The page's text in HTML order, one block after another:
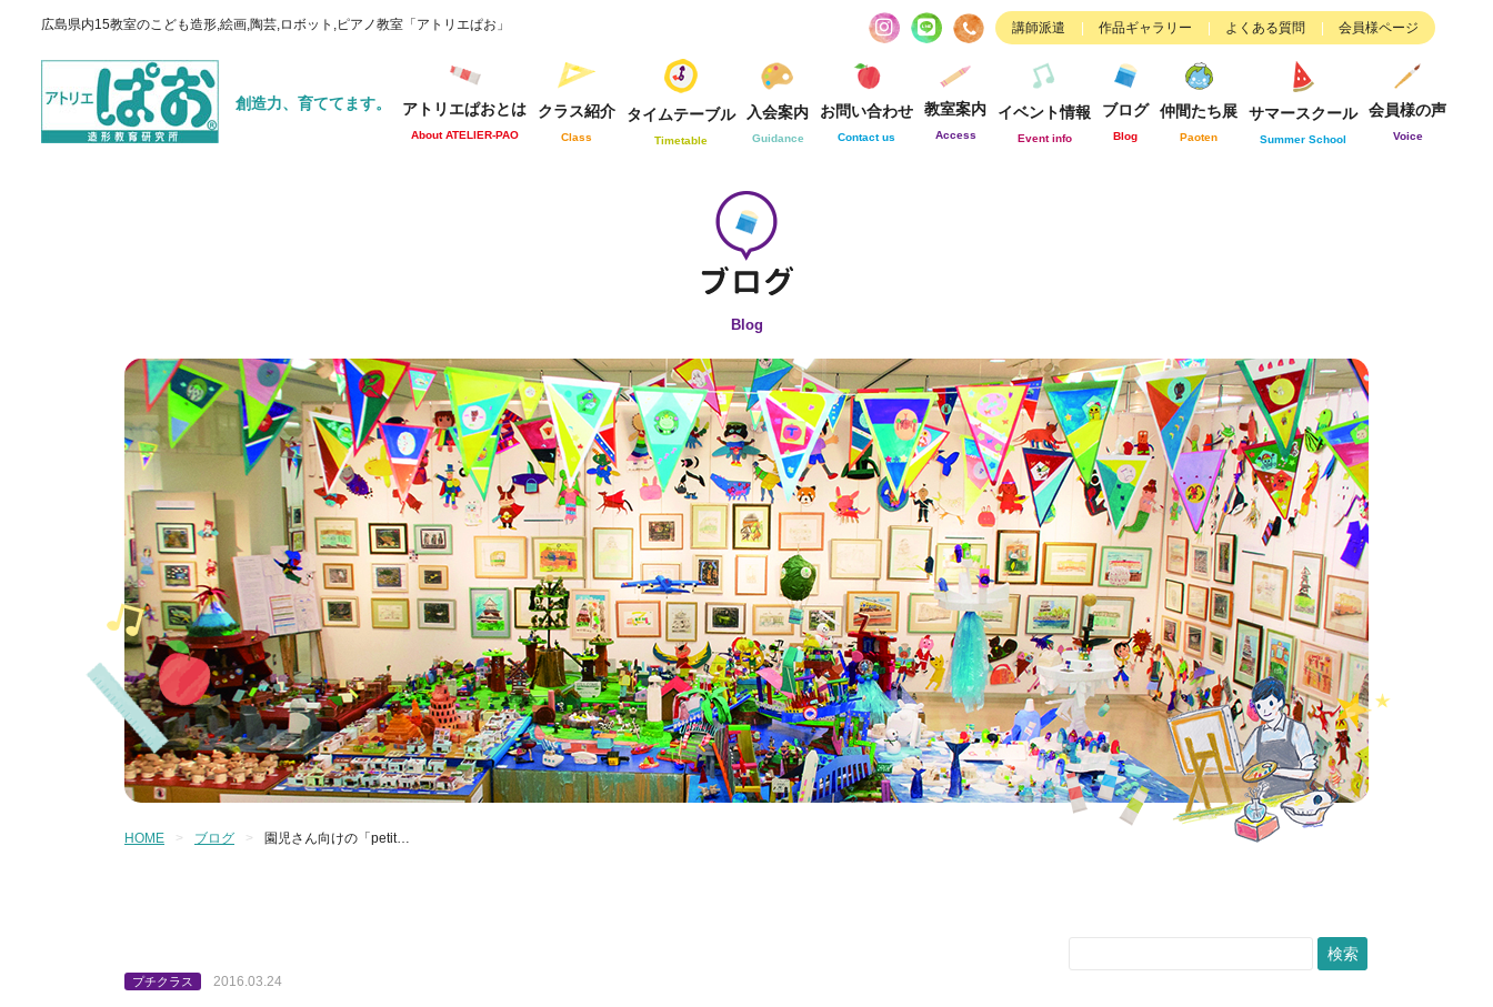
広島県内15教室のこども造形,絵画,陶芸,ロボット,ピアノ教室「アトリエぱお」 講師派遣 作品ギャラリー よくある質問 会員様ページ
創造力、育ててます。 アトリエぱおとは
About ATELIER-PAO
クラス紹介
Class
タイムテーブル
Timetable
入会案内
Guidance
お問い合わせ
Contact us
教室案内
Access
イベント情報
Event info
ブログ
Blog
仲間たち展
Paoten
サマースクール
Summer School
会員様の声
Voice
Blog
HOME ブログ 園児さん向けの「petit…
プチクラス 2016.03.24